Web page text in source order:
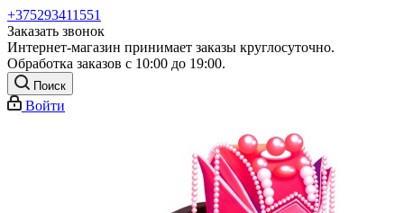
+375293411551
Заказать звонок
Интернет-магазин принимает заказы круглосуточно.
Обработка заказов с 10:00 до 19:00.
Поиск
Войти